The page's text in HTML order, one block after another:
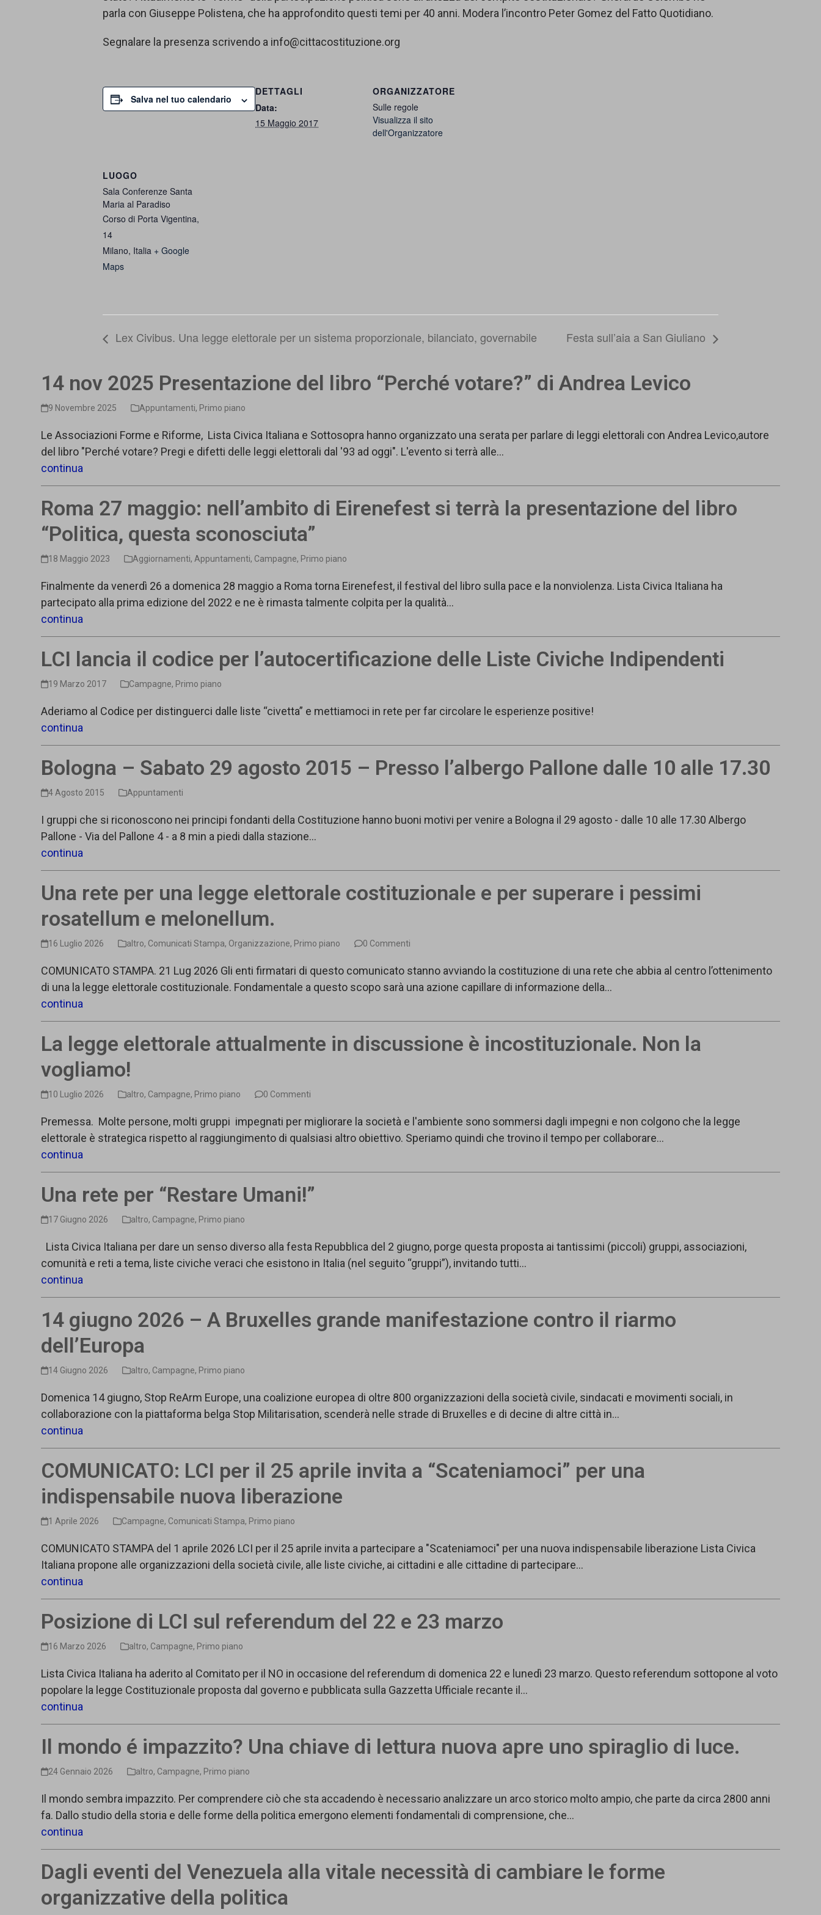
parla con Giuseppe Polistena, che ha approfondito questi temi per 40 anni. Modera l’incontro Peter Gomez del Fatto Quotidiano.
Segnalare la presenza scrivendo a info@cittacostituzione.org
Salva nel tuo calendario
DETTAGLI
Data:
15 Maggio 2017
ORGANIZZATORE
Sulle regole
Visualizza il sito
dell'Organizzatore
LUOGO
Sala Conferenze Santa
Maria al Paradiso
Corso di Porta Vigentina,
14
Milano, Italia + Google
Maps
Lex Civibus. Una legge elettorale per un sistema proporzionale, bilanciato, governabile Festa sull’aia a San Giuliano
14 nov 2025 Presentazione del libro “Perché votare?” di Andrea Levico
9 Novembre 2025 Appuntamenti, Primo piano
Le Associazioni Forme e Riforme, Lista Civica Italiana e Sottosopra hanno organizzato una serata per parlare di leggi elettorali con Andrea Levico,autore
del libro "Perché votare? Pregi e difetti delle leggi elettorali dal '93 ad oggi". L'evento si terrà alle…
continua
Roma 27 maggio: nell’ambito di Eirenefest si terrà la presentazione del libro
“Politica, questa sconosciuta”
18 Maggio 2023 Aggiornamenti,Appuntamenti, Campagne, Primo piano
Finalmente da venerdì 26 a domenica 28 maggio a Roma torna Eirenefest, il festival del libro sulla pace e la nonviolenza. Lista Civica Italiana ha
partecipato alla prima edizione del 2022 e ne è rimasta talmente colpita per la qualità…
continua
LCI lancia il codice per l’autocertificazione delle Liste Civiche Indipendenti
19 Marzo 2017 Campagne, Primo piano
Aderiamo al Codice per distinguerci dalle liste “civetta” e mettiamoci in rete per far circolare le esperienze positive!
continua
Bologna – Sabato 29 agosto 2015 – Presso l’albergo Pallone dalle 10 alle 17.30
4 Agosto 2015 Appuntamenti
I gruppi che si riconoscono nei principi fondanti della Costituzione hanno buoni motivi per venire a Bologna il 29 agosto - dalle 10 alle 17.30 Albergo
Pallone - Via del Pallone 4 - a 8 min a piedi dalla stazione…
continua
Una rete per una legge elettorale costituzionale e per superare i pessimi
rosatellum e melonellum.
16 Luglio 2026 altro, Comunicati Stampa, Organizzazione, Primo piano 0 Commenti
COMUNICATO STAMPA. 21 Lug 2026 Gli enti firmatari di questo comunicato stanno avviando la costituzione di una rete che abbia al centro l’ottenimento
di una la legge elettorale costituzionale. Fondamentale a questo scopo sarà una azione capillare di informazione della…
continua
La legge elettorale attualmente in discussione è incostituzionale. Non la
vogliamo!
10 Luglio 2026 altro, Campagne, Primo piano 0 Commenti
Premessa. Molte persone, molti gruppi impegnati per migliorare la società e l'ambiente sono sommersi dagli impegni e non colgono che la legge
elettorale è strategica rispetto al raggiungimento di qualsiasi altro obiettivo. Speriamo quindi che trovino il tempo per collaborare…
continua
Una rete per “Restare Umani!”
17 Giugno 2026 altro, Campagne, Primo piano
Lista Civica Italiana per dare un senso diverso alla festa Repubblica del 2 giugno, porge questa proposta ai tantissimi (piccoli) gruppi, associazioni,
comunità e reti a tema, liste civiche veraci che esistono in Italia (nel seguito “gruppi”), invitando tutti…
continua
14 giugno 2026 – A Bruxelles grande manifestazione contro il riarmo
dell’Europa
14 Giugno 2026 altro, Campagne, Primo piano
Domenica 14 giugno, Stop ReArm Europe, una coalizione europea di oltre 800 organizzazioni della società civile, sindacati e movimenti sociali, in
collaborazione con la piattaforma belga Stop Militarisation, scenderà nelle strade di Bruxelles e di decine di altre città in…
continua
COMUNICATO: LCI per il 25 aprile invita a “Scateniamoci” per una
indispensabile nuova liberazione
1 Aprile 2026 Campagne, Comunicati Stampa, Primo piano
COMUNICATO STAMPA del 1 aprile 2026 LCI per il 25 aprile invita a partecipare a "Scateniamoci" per una nuova indispensabile liberazione Lista Civica
Italiana propone alle organizzazioni della società civile, alle liste civiche, ai cittadini e alle cittadine di partecipare…
continua
Posizione di LCI sul referendum del 22 e 23 marzo
16 Marzo 2026 altro, Campagne, Primo piano
Lista Civica Italiana ha aderito al Comitato per il NO in occasione del referendum di domenica 22 e lunedì 23 marzo. Questo referendum sottopone al voto
popolare la legge Costituzionale proposta dal governo e pubblicata sulla Gazzetta Ufficiale recante il…
continua
Il mondo é impazzito? Una chiave di lettura nuova apre uno spiraglio di luce.
24 Gennaio 2026 altro, Campagne, Primo piano
Il mondo sembra impazzito. Per comprendere ciò che sta accadendo è necessario analizzare un arco storico molto ampio, che parte da circa 2800 anni
fa. Dallo studio della storia e delle forme della politica emergono elementi fondamentali di comprensione, che…
continua
Dagli eventi del Venezuela alla vitale necessità di cambiare le forme
organizzative della politica